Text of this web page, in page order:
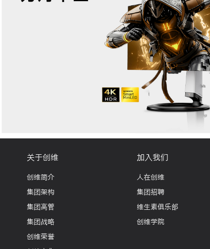
关于创维
创维简介
集团架构
集团高管
集团战略
创维荣誉
加入我们
人在创维
集团招聘
维生素俱乐部
创维学院